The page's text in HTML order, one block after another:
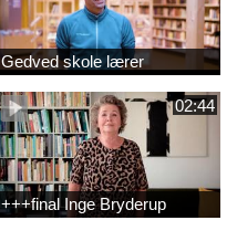
Gedved skole lærer
02:44
+++final Inge Bryderup